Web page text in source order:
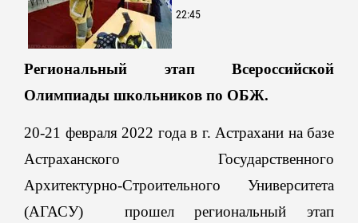
22:45
Региональный этап Всероссийской
Олимпиады школьников по ОБЖ.
20-21 февраля 2022 года в г. Астрахани на базе
Астраханского Государственного
Архитектурно-Строительного Университета
(АГАСУ) прошел региональный этап